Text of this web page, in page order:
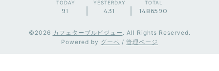
TODAY
91
YESTERDAY
431
TOTAL
1486590
©2026 カフェターブルビジュー . All Rights Reserved.
Powered by グーペ / 管理ページ